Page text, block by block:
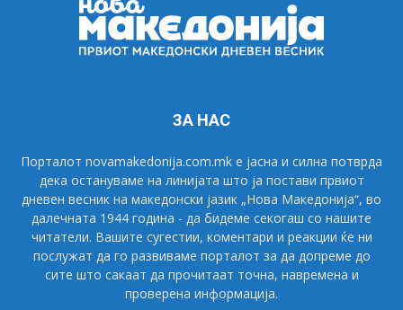
ЗА НАС
Порталот novamakedonija.com.mk е јасна и силна потврда
дека остануваме на линијата што ја постави првиот
дневен весник на македонски јазик „Нова Македонија“, во
далечната 1944 година - да бидеме секогаш со нашите
читатели. Вашите сугестии, коментари и реакции ќе ни
послужат да го развиваме порталот за да допреме до
сите што сакаат да прочитаат точна, навремена и
проверена информација.